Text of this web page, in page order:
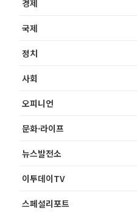
경제
국제
정치
사회
오피니언
문화·라이프
뉴스발전소
이투데이TV
스페셜리포트